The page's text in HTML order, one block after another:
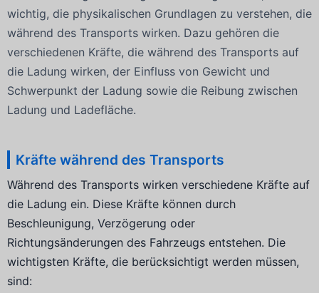
wichtig, die physikalischen Grundlagen zu verstehen, die
während des Transports wirken. Dazu gehören die
verschiedenen Kräfte, die während des Transports auf
die Ladung wirken, der Einfluss von Gewicht und
Schwerpunkt der Ladung sowie die Reibung zwischen
Ladung und Ladefläche.
Kräfte während des Transports
Während des Transports wirken verschiedene Kräfte auf
die Ladung ein. Diese Kräfte können durch
Beschleunigung, Verzögerung oder
Richtungsänderungen des Fahrzeugs entstehen. Die
wichtigsten Kräfte, die berücksichtigt werden müssen,
sind: